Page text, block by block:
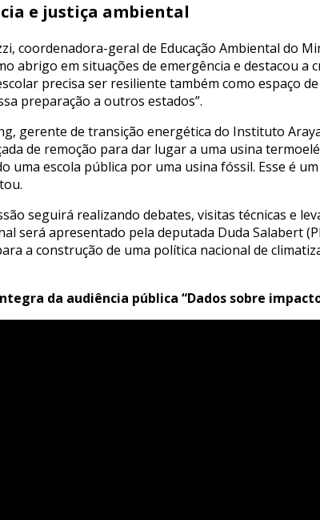
e justiça ambiental
coordenadora-geral de Educação Ambiental do
abrigo em situações de emergência e destacou a
precisa ser resiliente também como espaço
preparação a outros estados”.
gerente de transição energética do Instituto
de remoção para dar lugar a uma usina
uma escola pública por uma usina fóssil. Esse é
seguirá realizando debates, visitas técnicas e
será apresentado pela deputada Duda Salabert
a construção de uma política nacional de
da audiência pública “Dados sobre